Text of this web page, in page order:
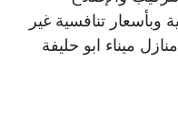
وبأسعار تنافسية غير
ميناء ابو حليفة